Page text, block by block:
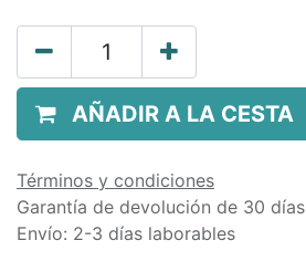
AÑADIR A LA CESTA
Términos y condiciones
Garantía de devolución de 30 días
Envío: 2-3 días laborables